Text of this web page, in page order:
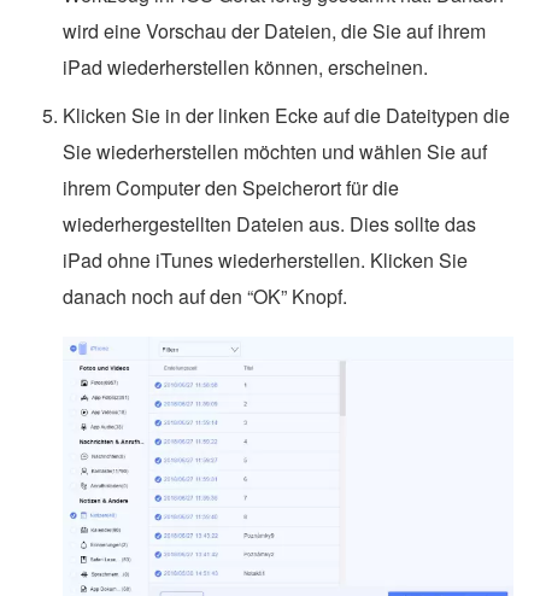
wird eine Vorschau der Dateien, die Sie auf ihrem
iPad wiederherstellen können, erscheinen.
Klicken Sie in der linken Ecke auf die Dateitypen die
Sie wiederherstellen möchten und wählen Sie auf
ihrem Computer den Speicherort für die
wiederhergestellten Dateien aus. Dies sollte das
iPad ohne iTunes wiederherstellen. Klicken Sie
danach noch auf den “OK” Knopf.